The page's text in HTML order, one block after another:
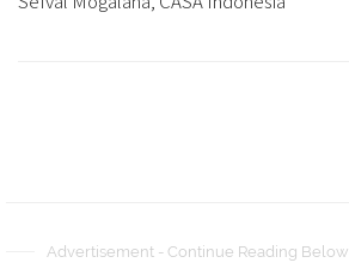
Advertisement - Continue Reading Below